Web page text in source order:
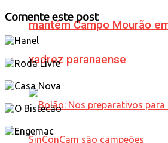
mantém Campo Mourão
xadrez paranaense
Comente este post